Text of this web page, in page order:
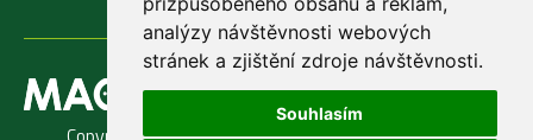
analýzy návštěvnosti webových
stránek a zjištění zdroje návštěvnosti.
Souhlasím